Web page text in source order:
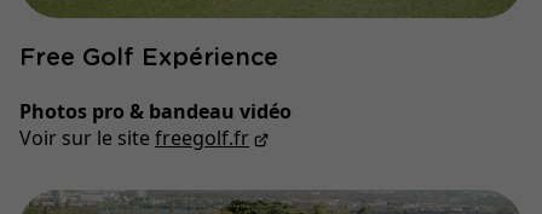
Free Golf Expérience
Photos pro & bandeau vidéo
Voir sur le site freegolf.fr